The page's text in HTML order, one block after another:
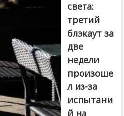
света:
третий
блэкаут за
две
недели
произоше
л из-за
испытани
й на